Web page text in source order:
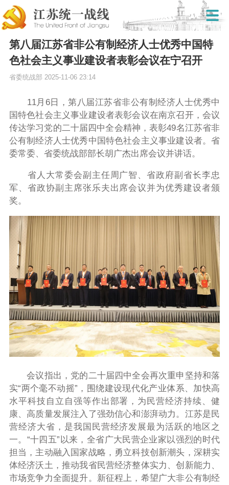
第八届江苏省非公有制经济人士优秀中国特
色社会主义事业建设者表彰会议在宁召开
省委统战部 2025-11-06 23:14
11月6日，第八届江苏省非公有制经济人士优秀中
国特色社会主义事业建设者表彰会议在南京召开，会议
传达学习党的二十届四中全会精神，表彰49名江苏省非
公有制经济人士优秀中国特色社会主义事业建设者。省
委常委、省委统战部部长胡广杰出席会议并讲话。
省人大常委会副主任周广智、省政府副省长李忠
军、省政协副主席张乐夫出席会议并为优秀建设者颁
奖。
会议指出，党的二十届四中全会再次重申坚持和落
实“两个毫不动摇”，围绕建设现代化产业体系、加快高
水平科技自立自强等作出部署，为民营经济持续、健
康、高质量发展注入了强劲信心和澎湃动力。江苏是民
营经济大省，是我国民营经济发展最为活跃的地区之
一。“十四五”以来，全省广大民营企业家以强烈的时代
担当，主动融入国家战略，勇立科技创新潮头，深耕实
体经济沃土，推动我省民营经济整体实力、创新能力、
市场竞争力全面提升。新征程上，希望广大非公有制经